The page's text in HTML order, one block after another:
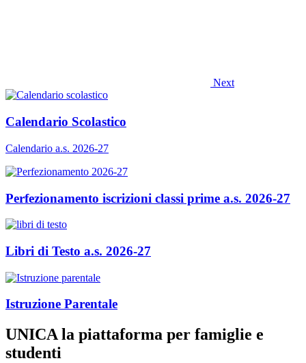
Next
Calendario Scolastico
Calendario a.s. 2026-27
Perfezionamento iscrizioni classi prime a.s. 2026-27
Libri di Testo a.s. 2026-27
Istruzione Parentale
UNICA la piattaforma per famiglie e
studenti